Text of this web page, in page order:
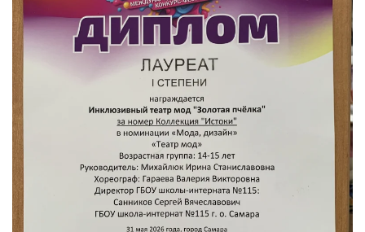
УВЕЛИЧИТЬ